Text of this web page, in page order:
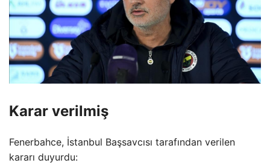
Karar verilmiş
Fenerbahce, İstanbul Başsavcısı tarafından verilen
kararı duyurdu: